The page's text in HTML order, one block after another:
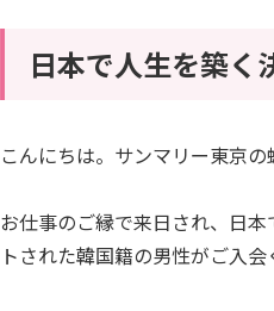
日本で人生を築く
こんにちは。サンマリー東京の
お仕事のご縁で来日され、日
トされた韓国籍の男性がご入会